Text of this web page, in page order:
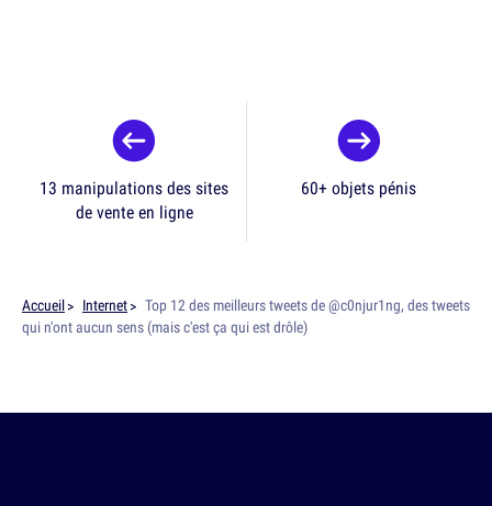
13 manipulations des sites
de vente en ligne
60+ objets pénis
Accueil Internet
Top 12 des meilleurs tweets de @c0njur1ng, des tweets
qui n'ont aucun sens (mais c'est ça qui est drôle)